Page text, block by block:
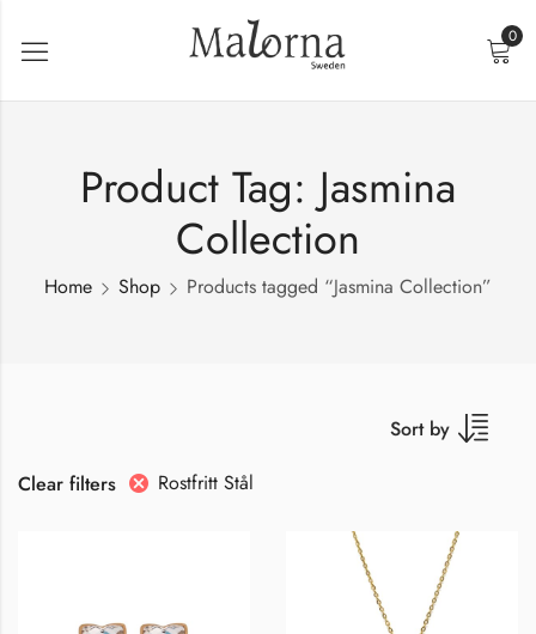
0
Product Tag: Jasmina
Collection
Home Shop Products tagged “Jasmina Collection”
Sort by
Clear filters
Rostfritt Stål